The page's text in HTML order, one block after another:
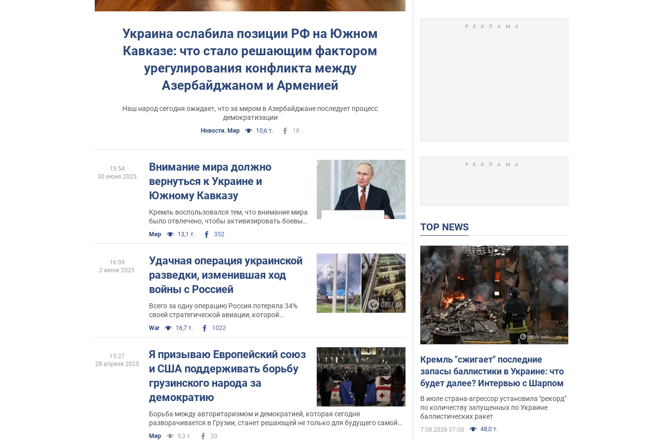
Украина ослабила позиции РФ на Южном
Кавказе: что стало решающим фактором
урегулирования конфликта между
Азербайджаном и Арменией
Наш народ сегодня ожидает, что за миром в Азербайджане последует процесс
демократизации
Новости. Мир 10,6 т. 18
Внимание мира должно
вернуться к Украине и
Южному Кавказу
Кремль воспользовался тем, что внимание мира
было отвлечено, чтобы активизировать боевые
действия в Украине
Мир 13,1 т. 352
15:54
30 июня 2025
Удачная операция украинской
разведки, изменившая ход
войны с Россией
Всего за одну операцию Россия потеряла 34%
своей стратегической авиации, которой
угрожала всему миру
War 16,7 т. 1022
16:09
2 июня 2025
Я призываю Европейский союз
и США поддерживать борьбу
грузинского народа за
демократию
Борьба между авторитаризмом и демократией, которая сегодня
разворачивается в Грузии, станет решающей не только для будущего самой
Грузии, но и для судьбы всего Южного Кавказа
Мир 9,3 т. 20
15:27
28 апреля 2025
TOP NEWS
Кремль "сжигает" последние
запасы баллистики в Украине: что
будет далее? Интервью с Шарпом
В июле страна-агрессор установила "рекорд"
по количеству запущенных по Украине
баллистических ракет
7.08.2026 07:00 48,0 т.